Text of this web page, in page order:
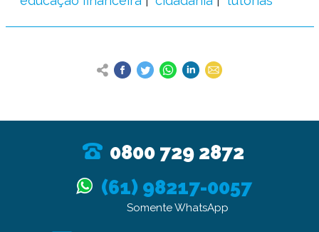
0800 729 2872
(61) 98217-0057
Somente WhatsApp